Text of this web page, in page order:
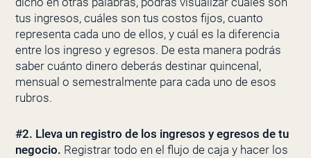
tus ingresos, cuáles son tus costos fijos, cuanto
representa cada uno de ellos, y cuál es la diferencia
entre los ingreso y egresos. De esta manera podrás
saber cuánto dinero deberás destinar quincenal,
mensual o semestralmente para cada uno de esos
rubros.
#2. Lleva un registro de los ingresos y egresos de tu
negocio. Registrar todo en el flujo de caja y hacer los